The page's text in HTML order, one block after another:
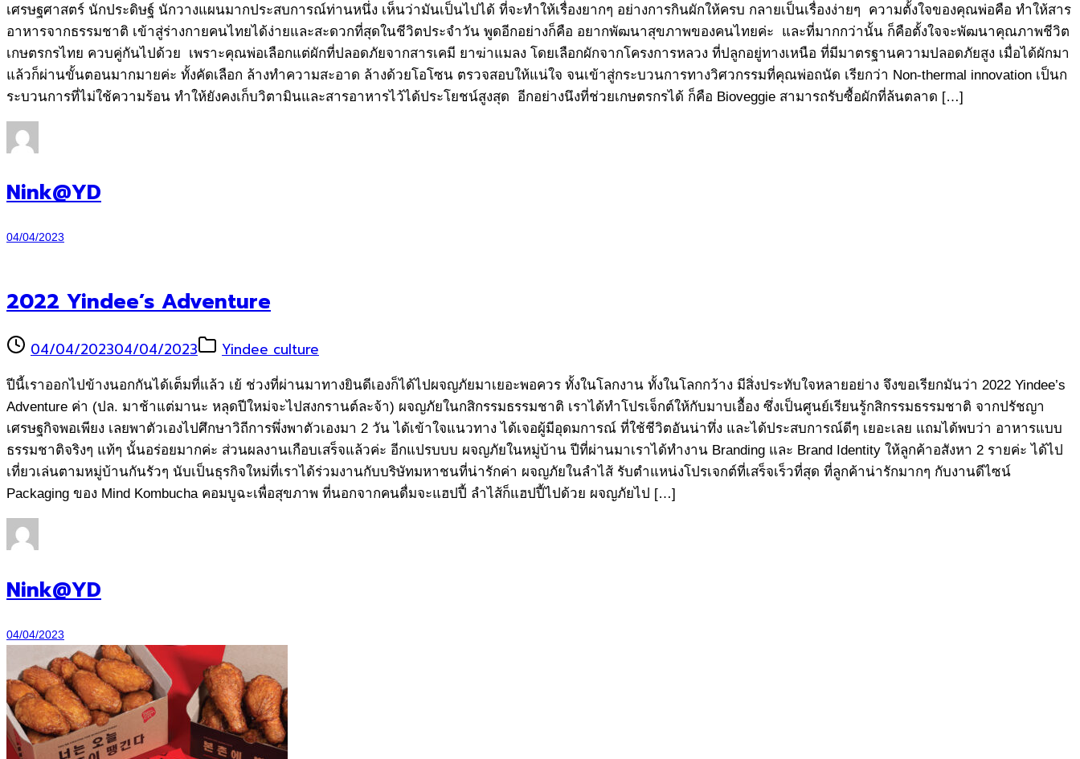
เศรษฐศาสตร์ นักประดิษฐ์ นักวางแผนมากประสบการณ์ท่านหนึ่ง เห็นว่ามันเป็นไปได้ ที่จะทำให้เรื่องยากๆ อย่างการกินผักให้ครบ กลายเป็นเรื่องง่ายๆ ความตั้งใจของคุณพ่อคือ ทำให้สาร
อาหารจากธรรมชาติ เข้าสู่ร่างกายคนไทยได้ง่ายและสะดวกที่สุดในชีวิตประจำวัน พูดอีกอย่างก็คือ อยากพัฒนาสุขภาพของคนไทยค่ะ และที่มากกว่านั้น ก็คือตั้งใจจะพัฒนาคุณภาพชีวิต
เกษตรกรไทย ควบคู่กันไปด้วย เพราะคุณพ่อเลือกแต่ผักที่ปลอดภัยจากสารเคมี ยาฆ่าแมลง โดยเลือกผักจากโครงการหลวง ที่ปลูกอยู่ทางเหนือ ที่มีมาตรฐานความปลอดภัยสูง เมื่อได้ผักมา
แล้วก็ผ่านขั้นตอนมากมายค่ะ ทั้งคัดเลือก ล้างทำความสะอาด ล้างด้วยโอโซน ตรวจสอบให้แน่ใจ จนเข้าสู่กระบวนการทางวิศวกรรมที่คุณพ่อถนัด เรียกว่า Non-thermal innovation เป็นก
ระบวนการที่ไม่ใช้ความร้อน ทำให้ยังคงเก็บวิตามินและสารอาหารไว้ได้ประโยชน์สูงสุด อีกอย่างนึงที่ช่วยเกษตรกรได้ ก็คือ Bioveggie สามารถรับซื้อผักที่ล้นตลาด […]
Nink@YD
04/04/2023
2022 Yindee’s Adventure
04/04/202304/04/2023 Yindee culture
ปีนี้เราออกไปข้างนอกกันได้เต็มที่แล้ว เย้ ช่วงที่ผ่านมาทางยินดีเองก็ได้ไปผจญภัยมาเยอะพอควร ทั้งในโลกงาน ทั้งในโลกกว้าง มีสิ่งประทับใจหลายอย่าง จึงขอเรียกมันว่า 2022 Yindee’s
Adventure ค่า (ปล. มาช้าแต่มานะ หลุดปีใหม่จะไปสงกรานต์ละจ้า) ผจญภัยในกสิกรรมธรรมชาติ เราได้ทำโปรเจ็กต์ให้กับมาบเอื้อง ซึ่งเป็นศูนย์เรียนรู้กสิกรรมธรรมชาติ จากปรัชญา
เศรษฐกิจพอเพียง เลยพาตัวเองไปศึกษาวิถีการพึ่งพาตัวเองมา 2 วัน ได้เข้าใจแนวทาง ได้เจอผู้มีอุดมการณ์ ที่ใช้ชีวิตอันน่าทึ่ง และได้ประสบการณ์ดีๆ เยอะเลย แถมได้พบว่า อาหารแบบ
ธรรมชาติจริงๆ แท้ๆ นั้นอร่อยมากค่ะ ส่วนผลงานเกือบเสร็จแล้วค่ะ อีกแปรบบบ ผจญภัยในหมู่บ้าน ปีที่ผ่านมาเราได้ทำงาน Branding และ Brand Identity ให้ลูกค้าอสังหา 2 รายค่ะ ได้ไป
เที่ยวเล่นตามหมู่บ้านกันรัวๆ นับเป็นธุรกิจใหม่ที่เราได้ร่วมงานกับบริษัทมหาชนที่น่ารักค่า ผจญภัยในลำไส้ รับตำแหน่งโปรเจกต์ที่เสร็จเร็วที่สุด ที่ลูกค้าน่ารักมากๆ กับงานดีไซน์
Packaging ของ Mind Kombucha คอมบูฉะเพื่อสุขภาพ ที่นอกจากคนดื่มจะแฮปปี้ ลำไส้ก็แฮปปี้ไปด้วย ผจญภัยไป […]
Nink@YD
04/04/2023